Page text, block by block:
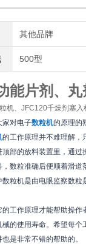
其他品牌
500型
能片剂、
机、JFC120千燥剂塞
家对电子数粒机的原理的
的工作原理并不难理解，
顶部的放料装置里，通
，数粒准确后便顺着滑
数粒机是由电眼监察数粒
作原理才能帮助操作
械的使用寿命。希望每
是非常不错的帮助的。